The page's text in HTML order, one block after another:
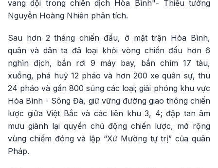
vang dội trong chiến dịch Hòa Bình"- Thiếu tướng
Nguyễn Hoàng Nhiên phân tích.
Sau hơn 2 tháng chiến đấu, ở mặt trận Hòa Bình,
quân và dân ta đã loại khỏi vòng chiến đấu hơn 6
nghìn địch, bắn rơi 9 máy bay, bắn chìm 17 tàu,
xuồng, phá huỷ 12 pháo và hơn 200 xe quân sự, thu
24 pháo và gần 800 súng các loại; giải phóng khu vực
Hòa Bình - Sông Đà, giữ vững đường giao thông chiến
lược giữa Việt Bắc và các liên khu 3, 4; đập tan âm
mưu giành lại quyền chủ động chiến lược, mở rộng
vùng chiếm đóng và lập “Xứ Mường tự trị” của quân
Pháp.